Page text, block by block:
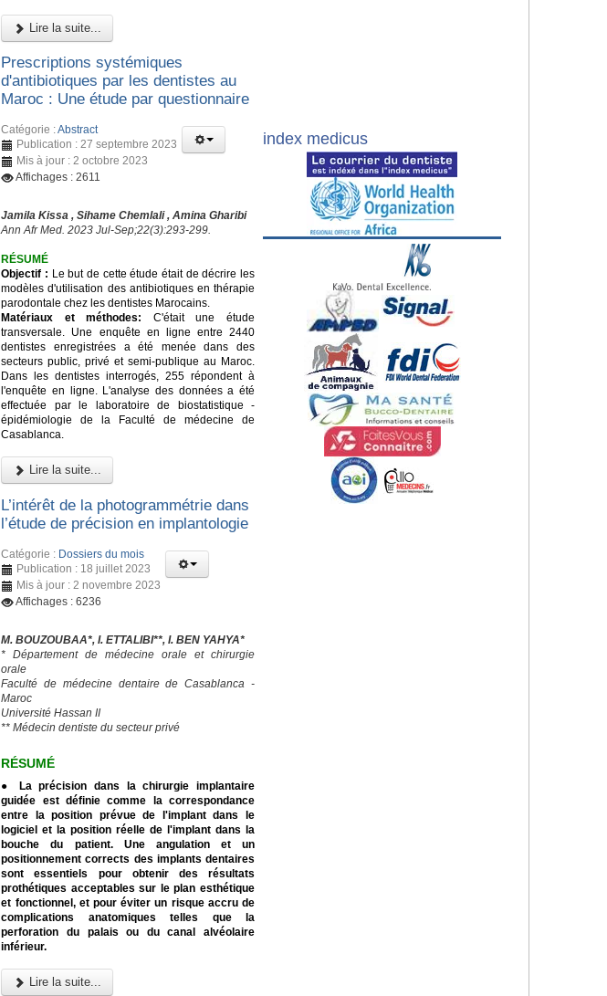
Lire la suite...
Prescriptions systémiques
d'antibiotiques par les dentistes au
Maroc : Une étude par questionnaire
Catégorie :Abstract
Publication : 27 septembre 2023
Mis à jour : 2 octobre 2023
Affichages : 2611
Jamila Kissa , Sihame Chemlali , Amina Gharibi
Ann Afr Med. 2023 Jul-Sep;22(3):293-299.
RÉSUMÉ
Objectif : Le but de cette étude était de décrire les
modèles d'utilisation des antibiotiques en thérapie
parodontale chez les dentistes Marocains.
Matériaux et méthodes: C'était une étude
transversale. Une enquête en ligne entre 2440
dentistes enregistrées a été menée dans des
secteurs public, privé et semi-publique au Maroc.
Dans les dentistes interrogés, 255 répondent à
l'enquête en ligne. L'analyse des données a été
effectuée par le laboratoire de biostatistique -
épidémiologie de la Faculté de médecine de
Casablanca.
Lire la suite...
L’intérêt de la photogrammétrie dans
l’étude de précision en implantologie
Catégorie : Dossiers du mois
Publication : 18 juillet 2023
Mis à jour : 2 novembre 2023
Affichages : 6236
M. BOUZOUBAA*, I. ETTALIBI**, I. BEN YAHYA*
* Département de médecine orale et chirurgie
orale
Faculté de médecine dentaire de Casablanca -
Maroc
Université Hassan II
** Médecin dentiste du secteur privé
RÉSUMÉ
● La précision dans la chirurgie implantaire
guidée est définie comme la correspondance
entre la position prévue de l'implant dans le
logiciel et la position réelle de l'implant dans la
bouche du patient. Une angulation et un
positionnement corrects des implants dentaires
sont essentiels pour obtenir des résultats
prothétiques acceptables sur le plan esthétique
et fonctionnel, et pour éviter un risque accru de
complications anatomiques telles que la
perforation du palais ou du canal alvéolaire
inférieur.
Lire la suite...
index medicus